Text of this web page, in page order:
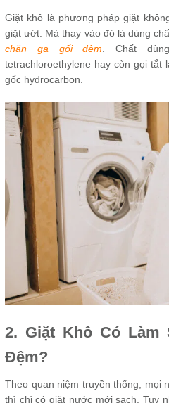
Giặt khô là phương pháp giặt
giặt ướt. Mà thay vào đó là dùng
chăn ga gối đệm . Chất
tetrachloroethylene hay còn gọi tắt
gốc hydrocarbon.
2. Giặt Khô Có Làm
Đệm?
Theo quan niệm truyền thống, mọi
thì chỉ có giặt nước mới sạch. Tuy